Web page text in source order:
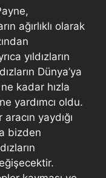
ağırlıklı olarak
yıldızların
Dünya’ya
kadar hızla
yardımcı oldu.
yaydığı
bizden